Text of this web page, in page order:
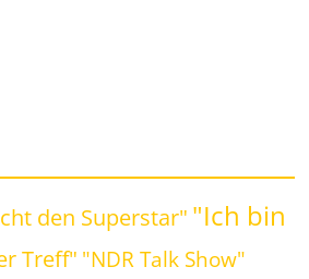
den Superstar" "Ich bin
Treff" "NDR Talk Show"